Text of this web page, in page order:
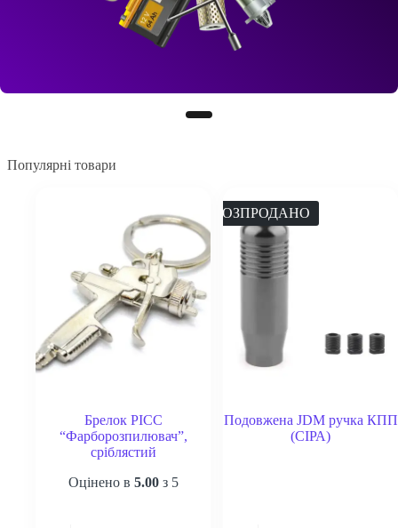
Популярні товари
Брелок PICC
“Фарборозпилювач”,
сріблястий
Оцінено в 5.00з 5
РОЗПРОДАНО
Подовжена JDM ручка КПП
(СІРА)